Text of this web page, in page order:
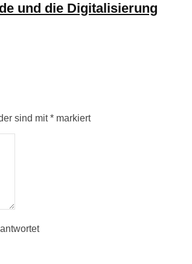
und die Digitalisierung
sind mit* markiert